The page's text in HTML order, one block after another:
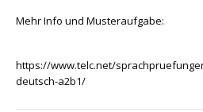
Mehr Info und Musteraufgabe:
https://www.telc.net/
deutsch-a2b1/